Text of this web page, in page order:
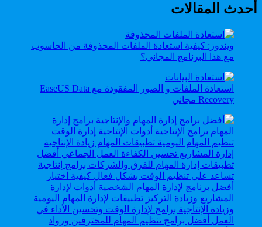
أحدث المقالات
ويندوز: كيفية استعادة الملفات المحذوفة من الحاسوب
مع هذا البرنامج المجاني؟
استعادة الملفات و الصور المفقودة مع EaseUS Data
Recovery مجاني